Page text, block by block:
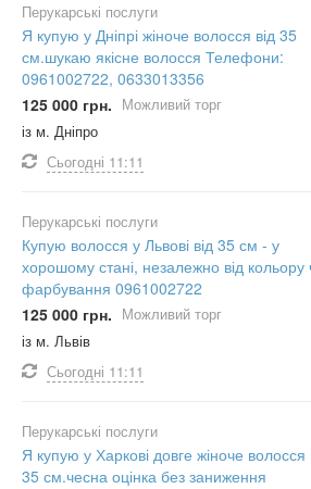
Перукарські послуги
Я купую у Дніпрі жіноче волосся від 35
см.шукаю якісне волосся Телефони:
0961002722, 0633013356
125 000 грн. Можливий торг
із м. Дніпро
Сьогодні 11:11
Перукарські послуги
Купую волосся у Львові від 35 см - у
хорошому стані, незалежно від кольору
фарбування 0961002722
125 000 грн. Можливий торг
із м. Львів
Сьогодні 11:11
Перукарські послуги
Я купую у Харкові довге жіноче волосся
35 см.чесна оцінка без заниження